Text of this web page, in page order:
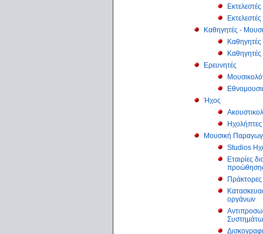
Καθηγητές -
Ερευνητές
Ήχος
Ηχολήπτες
Μουσική
Studios
Εταιρίες
Πράκτορες
οργάνων